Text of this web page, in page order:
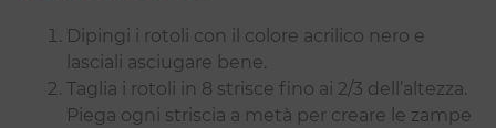
Dipingi i rotoli con il colore acrilico nero e
lasciali asciugare bene.
Taglia i rotoli in 8 strisce fino ai 2/3 dell’altezza.
Piega ogni striscia a metà per creare le zampe